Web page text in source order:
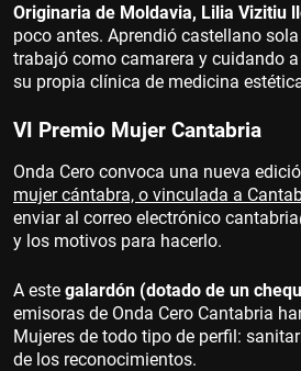
Originaria de Moldavia, Lilia Vizitiu
poco antes. Aprendió castellano
trabajó como camarera y cuidando
su propia clínica de medicina
VI Premio Mujer Cantabria
Onda Cero convoca una nueva
mujer cántabra, o vinculada a
enviar al correo electrónico
y los motivos para hacerlo.
A este galardón (dotado de un
emisoras de Onda Cero Cantabria
Mujeres de todo tipo de perfil:
de los reconocimientos.